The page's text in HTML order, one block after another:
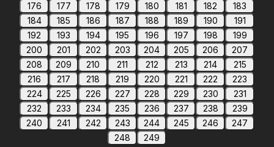
176
177 178 179 180 181 182
183
184
185 186 187 188 189 190
191
192
193 194 195 196 197 198
199
200
201 202 203 204 205 206
207
208
209 210 211 212 213 214
215
216
217 218 219 220 221 222
223
224
225 226 227 228 229 230
231
232
233 234 235 236 237 238
239
240
241 242 243 244 245 246
247
248
249